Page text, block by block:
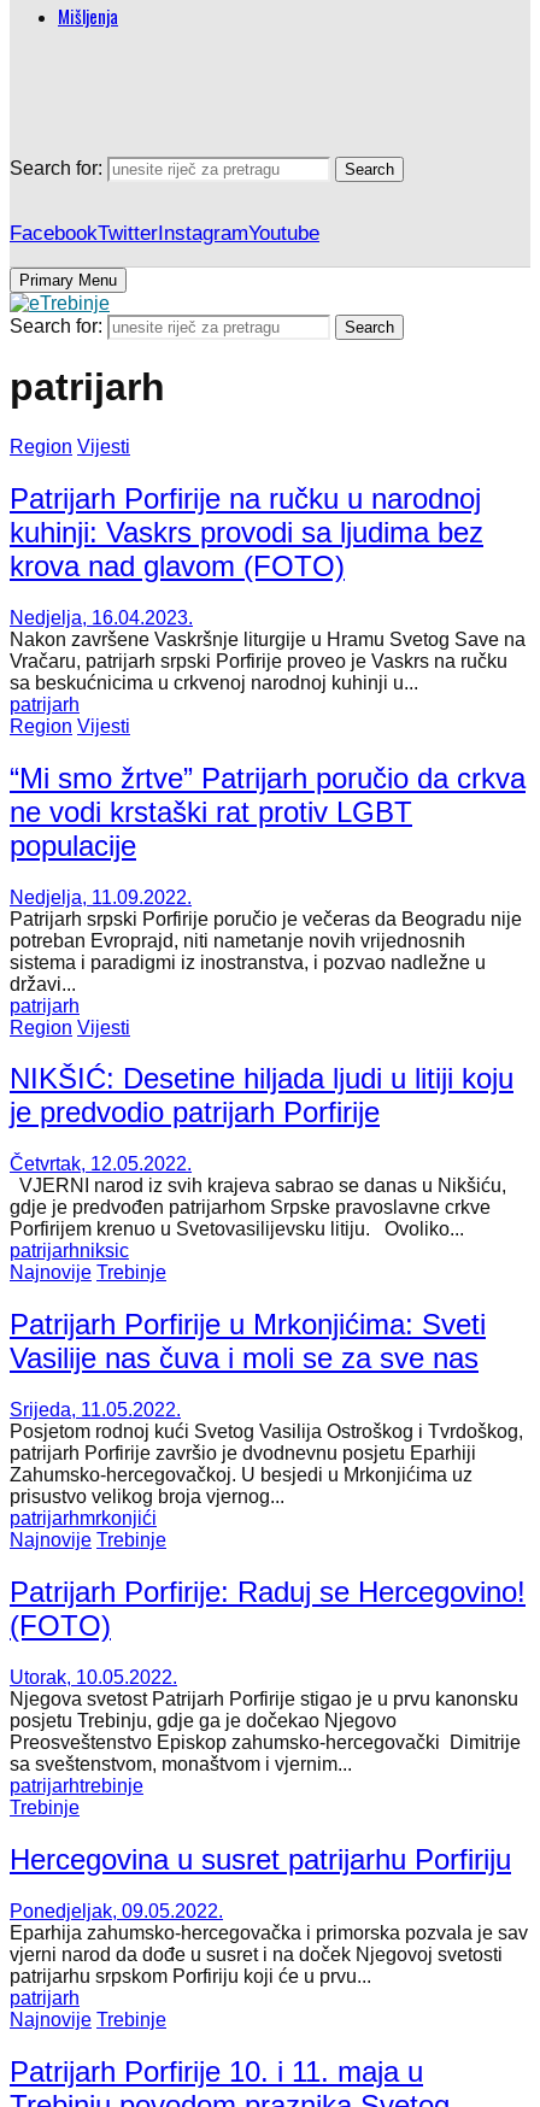
Mišljenja
Search for: Search
FacebookTwitterInstagramYoutube
Primary Menu
Search for: Search
patrijarh
Region Vijesti
Patrijarh Porfirije na ručku u narodnoj
kuhinji: Vaskrs provodi sa ljudima bez
krova nad glavom (FOTO)
Nedjelja, 16.04.2023.
Nakon završene Vaskršnje liturgije u Hramu Svetog Save na
Vračaru, patrijarh srpski Porfirije proveo je Vaskrs na ručku
sa beskućnicima u crkvenoj narodnoj kuhinji u...
patrijarh
Region Vijesti
“Mi smo žrtve” Patrijarh poručio da crkva
ne vodi krstaški rat protiv LGBT
populacije
Nedjelja, 11.09.2022.
Patrijarh srpski Porfirije poručio je večeras da Beogradu nije
potreban Evroprajd, niti nametanje novih vrijednosnih
sistema i paradigmi iz inostranstva, i pozvao nadležne u
državi...
patrijarh
Region Vijesti
NIKŠIĆ: Desetine hiljada ljudi u litiji koju
je predvodio patrijarh Porfirije
Četvrtak, 12.05.2022.
VJERNI narod iz svih krajeva sabrao se danas u Nikšiću,
gdje je predvođen patrijarhom Srpske pravoslavne crkve
Porfirijem krenuo u Svetovasilijevsku litiju. Ovoliko...
patrijarhniksic
Najnovije Trebinje
Patrijarh Porfirije u Mrkonjićima: Sveti
Vasilije nas čuva i moli se za sve nas
Srijeda, 11.05.2022.
Posjetom rodnoj kući Svetog Vasilija Ostroškog i Tvrdoškog,
patrijarh Porfirije završio je dvodnevnu posjetu Eparhiji
Zahumsko-hercegovačkoj. U besjedi u Mrkonjićima uz
prisustvo velikog broja vjernog...
patrijarhmrkonjići
Najnovije Trebinje
Patrijarh Porfirije: Raduj se Hercegovino!
(FOTO)
Utorak, 10.05.2022.
Njegova svetost Patrijarh Porfirije stigao je u prvu kanonsku
posjetu Trebinju, gdje ga je dočekao Njegovo
Preosveštenstvo Episkop zahumsko-hercegovački Dimitrije
sa sveštenstvom, monaštvom i vjernim...
patrijarhtrebinje
Trebinje
Hercegovina u susret patrijarhu Porfiriju
Ponedjeljak, 09.05.2022.
Eparhija zahumsko-hercegovačka i primorska pozvala je sav
vjerni narod da dođe u susret i na doček Njegovoj svetosti
patrijarhu srpskom Porfiriju koji će u prvu...
patrijarh
Najnovije Trebinje
Patrijarh Porfirije 10. i 11. maja u